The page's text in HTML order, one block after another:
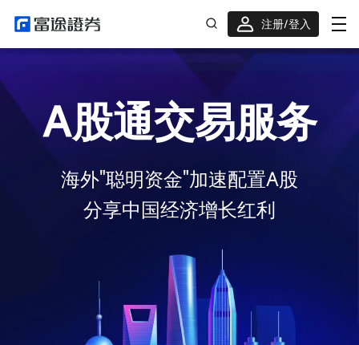
注册/登入
迎新重磅礼 股票/BTC等任你选!
A股通交易服务
海外"聪明资金"加速配置A股
分享中国经济增长红利